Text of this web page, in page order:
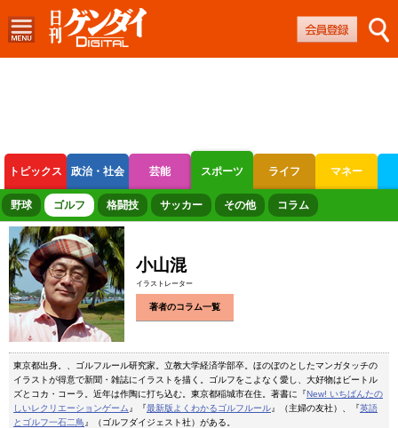
トピックス 政治・社会 芸能 スポーツ ライフ マネー
ボートレース 競輪 オートレース
野球 ゴルフ 格闘技 サッカー その他 コラム
小山混
イラストレーター
著者のコラム一覧
東京都出身。、ゴルフルール研究家。立教大学経済学部卒。ほのぼのとしたマンガタッチの
イラストが得意で新聞・雑誌にイラストを描く。ゴルフをこよなく愛し、大好物はビートル
ズとコカ・コーラ。近年は作陶に打ち込む。東京都稲城市在住。著書に『New! いちばんたの
しいレクリエーションゲーム 』『最新版よくわかるゴルフルール』（主婦の友社）、『英語
とゴルフ一石二鳥 』（ゴルフダイジェスト社）がある。